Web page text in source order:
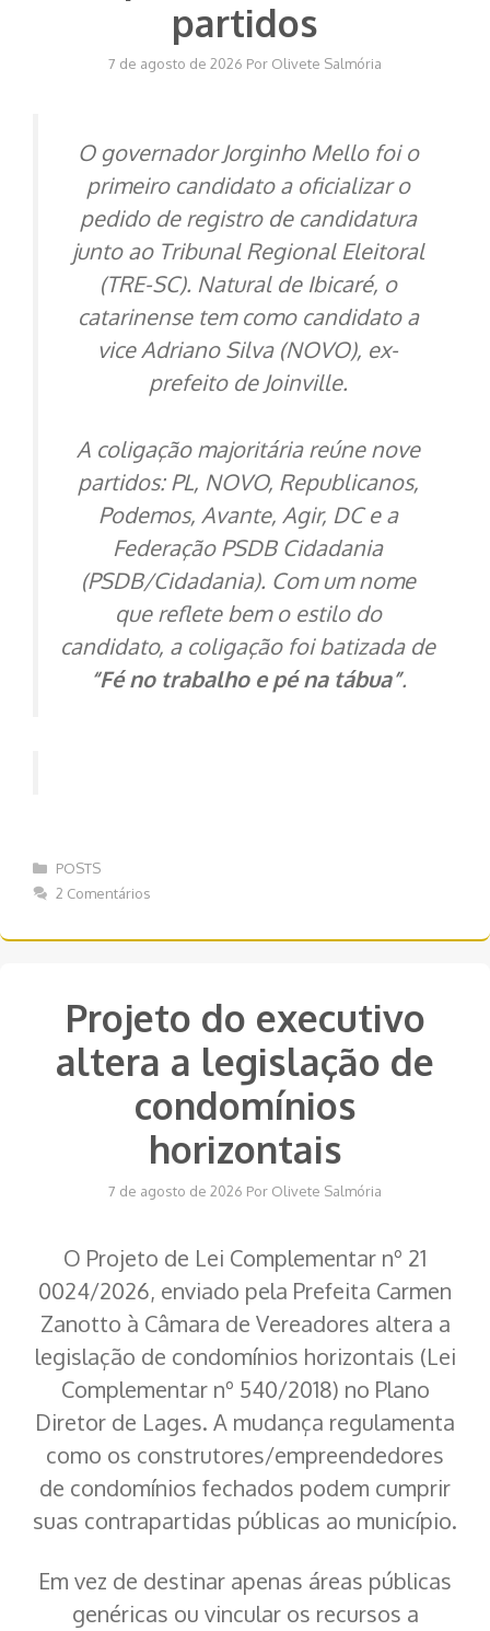
partidos
7 de agosto de 2026 Por Olivete Salmória
O governador Jorginho Mello foi o
primeiro candidato a oficializar o
pedido de registro de candidatura
junto ao Tribunal Regional Eleitoral
(TRE-SC). Natural de Ibicaré, o
catarinense tem como candidato a
vice Adriano Silva (NOVO), ex-
prefeito de Joinville.
A coligação majoritária reúne nove
partidos: PL, NOVO, Republicanos,
Podemos, Avante, Agir, DC e a
Federação PSDB Cidadania
(PSDB/Cidadania). Com um nome
que reflete bem o estilo do
candidato, a coligação foi batizada de
“Fé no trabalho e pé na tábua”.
Categorias
POSTS
2 Comentários
Projeto do executivo
altera a legislação de
condomínios
horizontais
7 de agosto de 2026 Por Olivete Salmória
O Projeto de Lei Complementar nº 21
0024/2026, enviado pela Prefeita Carmen
Zanotto à Câmara de Vereadores altera a
legislação de condomínios horizontais (Lei
Complementar nº 540/2018) no Plano
Diretor de Lages. A mudança regulamenta
como os construtores/empreendedores
de condomínios fechados podem cumprir
suas contrapartidas públicas ao município.
Em vez de destinar apenas áreas públicas
genéricas ou vincular os recursos a